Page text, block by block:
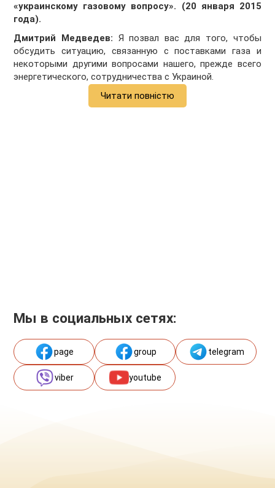
«украинскому газовому вопросу». (20 января 2015
года).
Дмитрий Медведев: Я позвал вас для того, чтобы
обсудить ситуацию, связанную с поставками газа и
некоторыми другими вопросами нашего, прежде всего
энергетического, сотрудничества с Украиной.
Читати повністю
Мы в социальных сетях:
page group telegram
viber youtube